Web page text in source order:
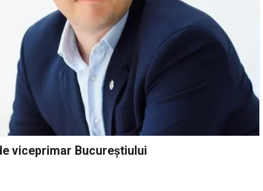
viceprimar Bucureștiului